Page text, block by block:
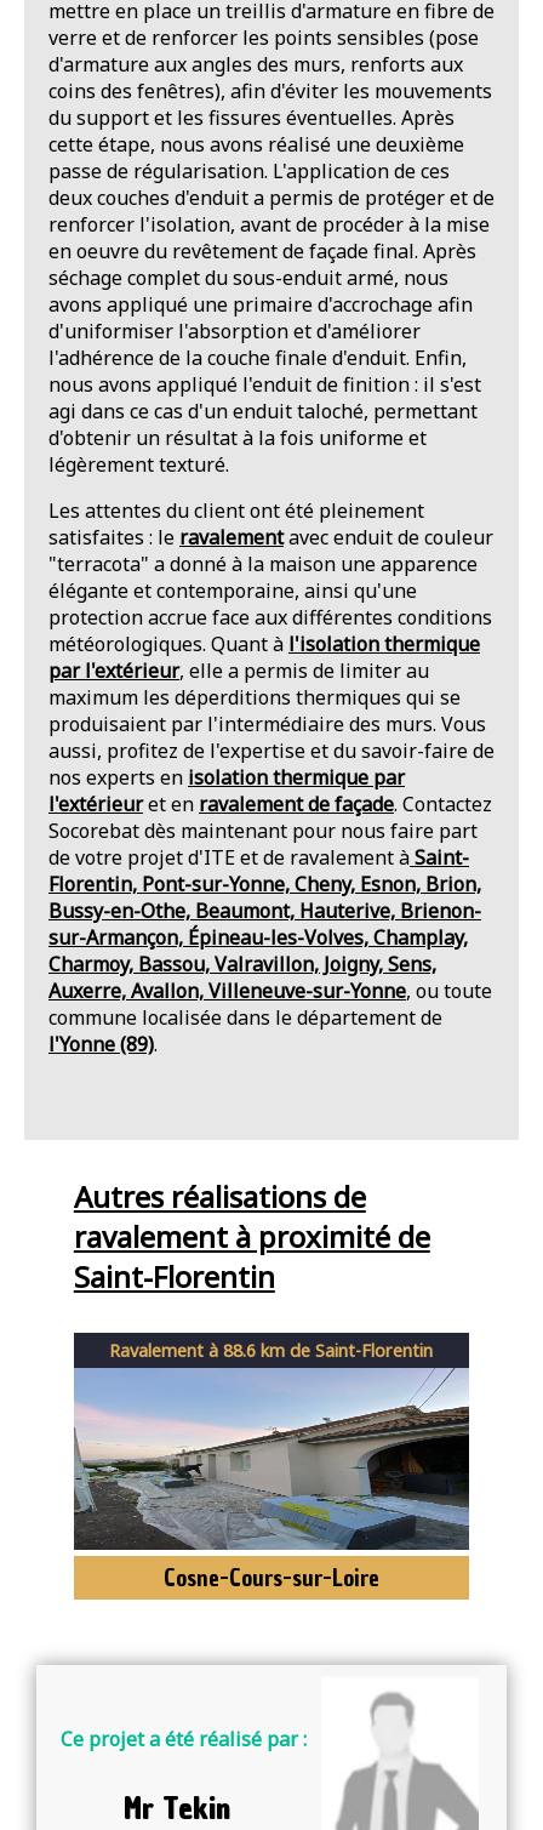
mettre en place un treillis d'armature en fibre de
verre et de renforcer les points sensibles (pose
d'armature aux angles des murs, renforts aux
coins des fenêtres), afin d'éviter les mouvements
du support et les fissures éventuelles. Après
cette étape, nous avons réalisé une deuxième
passe de régularisation. L'application de ces
deux couches d'enduit a permis de protéger et de
renforcer l'isolation, avant de procéder à la mise
en oeuvre du revêtement de façade final. Après
séchage complet du sous-enduit armé, nous
avons appliqué une primaire d'accrochage afin
d'uniformiser l'absorption et d'améliorer
l'adhérence de la couche finale d'enduit. Enfin,
nous avons appliqué l'enduit de finition : il s'est
agi dans ce cas d'un enduit taloché, permettant
d'obtenir un résultat à la fois uniforme et
légèrement texturé.
Les attentes du client ont été pleinement
satisfaites : le ravalementavec enduit de couleur
"terracota" a donné à la maison une apparence
élégante et contemporaine, ainsi qu'une
protection accrue face aux différentes conditions
météorologiques. Quant à l'isolation thermique
par l'extérieur, elle a permis de limiter au
maximum les déperditions thermiques qui se
produisaient par l'intermédiaire des murs. Vous
aussi, profitez de l'expertise et du savoir-faire de
nos experts en isolation thermique par
l'extérieuret en ravalement de façade. Contactez
Socorebat dès maintenant pour nous faire part
de votre projet d'ITE et de ravalement àSaint-
Florentin, Pont-sur-Yonne, Cheny, Esnon, Brion,
Bussy-en-Othe, Beaumont, Hauterive, Brienon-
sur-Armançon, Épineau-les-Volves, Champlay,
Charmoy, Bassou, Valravillon, Joigny, Sens,
Auxerre, Avallon, Villeneuve-sur-Yonne, ou toute
commune localisée dans le département de
l'Yonne (89).
Autres réalisations de
ravalement à proximité de
Saint-Florentin
Ravalement à 88.6 km de Saint-Florentin
Cosne-Cours-sur-Loire
Ce projet a été réalisé par :
Mr Tekin